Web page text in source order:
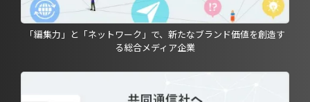
「編集力」と「ネットワーク」で、新たなブランド価値を創造す
る総合メディア企業